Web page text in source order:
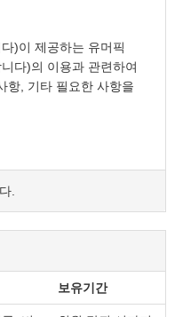
)이 제공하는 유머픽
다)의 이용과 관련하여
항, 기타 필요한 사항을
공하는 서비스를
가입 양식에 따라
의 버튼을 누르는
.
보유기간